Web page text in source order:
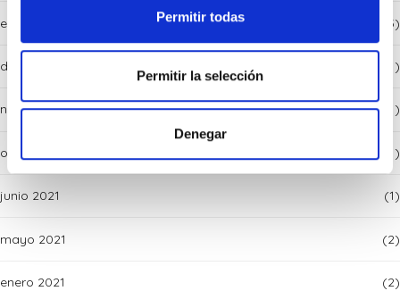
Permitir todas
Permitir la selección
Denegar
enero 2022 (3)
diciembre 2021 (1)
noviembre 2021 (1)
octubre 2021 (1)
junio 2021 (1)
mayo 2021 (2)
enero 2021 (2)